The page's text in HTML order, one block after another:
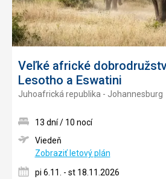
Veľké africké
Lesotho a Eswatini
Juhoafrická republika - Johannesburg
13 dní / 10 nocí
Viedeň
Zobraziť letový plán
pi 6.11. - st 18.11.2026